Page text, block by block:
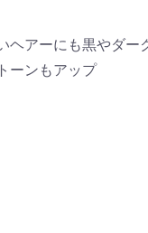
ヘアーにも黒やダー
ーンもアップ